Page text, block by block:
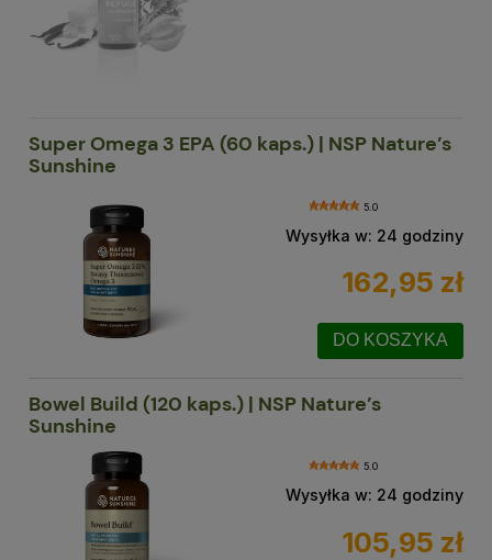
Super Omega 3 EPA (60 kaps.) | NSP Nature’s
Sunshine
5.0
Wysyłka w: 24 godziny
162,95 zł
DO KOSZYKA
Bowel Build (120 kaps.) | NSP Nature’s
Sunshine
5.0
Wysyłka w: 24 godziny
105,95 zł